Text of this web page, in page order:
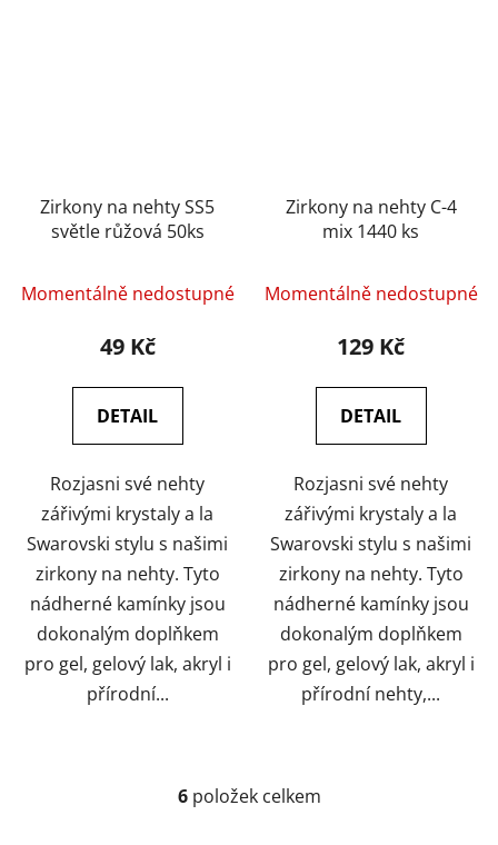
Zirkony na nehty SS5
světle růžová 50ks
Momentálně nedostupné
49 Kč
DETAIL
Rozjasni své nehty
zářivými krystaly a la
Swarovski stylu s našimi
zirkony na nehty. Tyto
nádherné kamínky jsou
dokonalým doplňkem
pro gel, gelový lak, akryl i
přírodní...
Zirkony na nehty C-4
mix 1440 ks
Momentálně nedostupné
129 Kč
DETAIL
Rozjasni své nehty
zářivými krystaly a la
Swarovski stylu s našimi
zirkony na nehty. Tyto
nádherné kamínky jsou
dokonalým doplňkem
pro gel, gelový lak, akryl i
přírodní nehty,...
O
6položek celkem